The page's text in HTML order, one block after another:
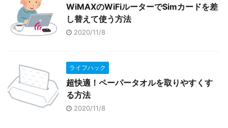
WiMAXのWiFiルーターでSimカードを差
し替えて使う方法
2020/11/8
ライフハック
超快適！ペーパータオルを取りやすくす
る方法
2020/11/8